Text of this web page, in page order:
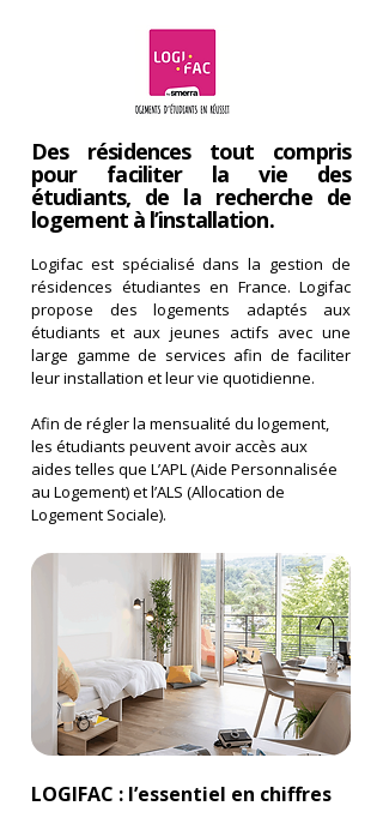
Offre partenaire
pour les étudiants de l'ESIV
Des résidences tout compris
pour faciliter la vie des
étudiants, de la recherche de
logement à l’installation.
Logifac est spécialisé dans la gestion de
résidences étudiantes en France. Logifac
propose des logements adaptés aux
étudiants et aux jeunes actifs avec une
large gamme de services afin de faciliter
leur installation et leur vie quotidienne.
Afin de régler la mensualité du logement,
les étudiants peuvent avoir accès aux
aides telles que L’APL (Aide Personnalisée
au Logement) et l’ALS (Allocation de
Logement Sociale).
LOGIFAC : l’essentiel en chiffres